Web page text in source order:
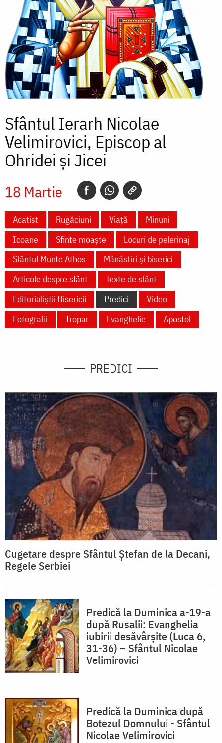
Sfântul Ierarh Nicolae
Velimirovici, Episcop al
Ohridei și Jicei
18 Martie
Acatist Rugăciuni Viață
Minuni
Icoane
Sfinte moaște
Locuri de pelerinaj
Sfântul Munte Athos
Mănăstiri și biserici
Articole despre sfânt
Texte de sfânt
Editorialiștii Bisericii
Predici
Video
Fotografii
Tropar Evanghelie Apostol
PREDICI
Cugetare despre Sfântul Ştefan de la Decani,
Regele Serbiei
Predică la Duminica a-19-a
după Rusalii: Evanghelia
iubirii desăvârşite (Luca 6,
31-36) – Sfântul Nicolae
Velimirovici
Predică la Duminica după
Botezul Domnului - Sfântul
Nicolae Velimirovici